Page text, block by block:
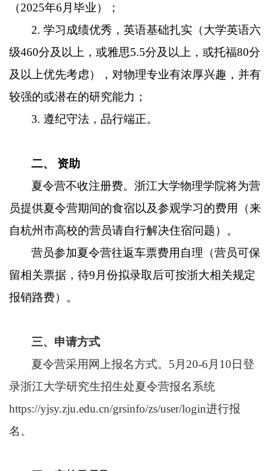
（2025年6 月毕业）；
2. 学习成绩优秀，英语基础扎实 （大学英语六
级460分及以上，或雅思5.5分及以上，或托福80分
及以上优先考虑）
，对物理专业有浓厚兴趣，并有
较强的或潜在的研究能力；
3. 遵纪守法，品行端正。
二、
资助
夏令营不收注册费。浙江大学物理学院将为营
员提供夏令营期间的食宿以及参观学习的费用（来
自杭州市高校的营员请自行解决住宿问题）。
营员参加夏令营往返车票费用自理（营员可保
留相关票据，待9 月份拟录取后可按浙大相关规定
报销路费）。
三、申请方式
夏令营采用网上报名方式。 5 月 20-6 月 10 日登
录浙江大学研究生招生处夏令营报名系统
https://yjsy.zju.edu.cn/grsinfo/zs/user/login进行报
名。